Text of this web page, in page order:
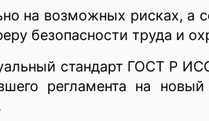
на возможных рисках, а
безопасности труда и
стандарт ГОСТ Р
регламента на